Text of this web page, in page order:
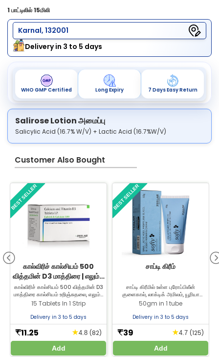
1 பாட்டிலில் 15மிலி
Karnal, 132001
Delivery in 3 to 5 days
WHO GMP Certified Long Expiry 7 Days Easy Return
Salirose Lotion அமைப்பு
Salicylic Acid (16.7% W/V) + Lactic Acid (16.7%W/V)
Customer Also Bought
கால்விரிச் கால்சியம் 500
வித்தமின் D3 மாத்திரை | எலும்பு,
மூட்டு & தசை பராமரிப்பு
கால்விரிச் கால்சியம் 500 வித்தமின் D3
மாத்திரை கால்சியம் உறிஞ்சுதலை, எலும்பு
வலிமையை மற்றும் பற்களின்
ஆரோக்கியத்தை ஆதரிக்கிறது. தினசரி
கால்சியம் தேவைக்கு ஏற்றது. ஜீலாப்
15 Tablets In 1 Strip
Delivery in 3 to 5 days
₹11.25 ★4.8 (82)
Add
BEST SELLER
சாப்டி கிரீம்
சாப்டி கிரீமில் உள்ள புரோப்பிலீன்
குளைகால், லாக்டிக் அமிலம், யூரியா
ஆகியவை வீக்கம், அரிப்பு, சிவத்தல்
ஆகியவற்றை குறைத்து, சருமத்தை
மென்மையாக்கி, இறந்த சரும செல்களை
புரோப்பிலீன் குளைகால் கிரீமை ஜீலாப்
பார்மஸியிலிருந்து வாங்குங்கள்.
50gm in 1 tube
Delivery in 3 to 5 days
₹39 ★4.7 (125)
Add
BEST SELLER